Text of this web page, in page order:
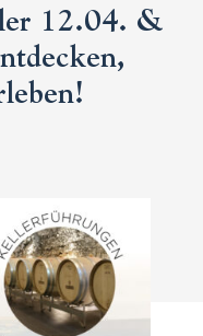
12.04. &